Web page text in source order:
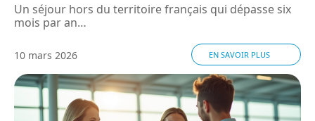
Un séjour hors du territoire français qui dépasse six
mois par an…
10 mars 2026 EN SAVOIR PLUS